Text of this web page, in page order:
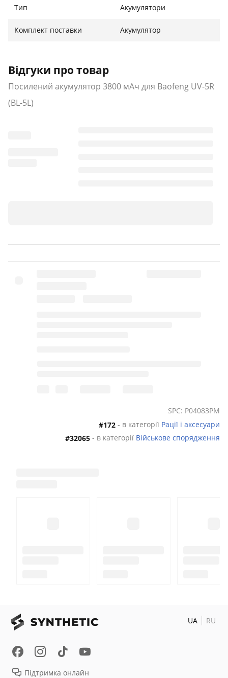
Тип Акумулятори
Комплект поставки Акумулятор
Відгуки про товар
Посилений акумулятор 3800 мАч для Baofeng UV-5R
(BL-5L)
SPC: P04083PM
#172 - в категорії Рації і аксесуари
#32065 - в категорії Військове спорядження
Підтримка онлайн
UA RU